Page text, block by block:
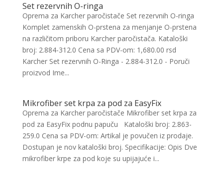
Set rezervnih O-ringa
Oprema za Karcher paročistače Set rezervnih O-ringa
Komplet zamenskih O-prstena za menjanje O-prstena
na različitom priboru Karcher paročistača. Kataloški
broj: 2.884-312.0 Cena sa PDV-om: 1,680.00 rsd
Karcher Set rezervnih O-Ringa - 2.884-312.0 - Poruči
proizvod Ime...
Mikrofiber set krpa za pod za EasyFix
Oprema za Karcher paročistače Mikrofiber set krpa za
pod za EasyFix podnu papuču Kataloški broj: 2.863-
259.0 Cena sa PDV-om: Artikal je povučen iz prodaje.
Dostupan je nov kataloški broj. Specifikacije: Opis Dve
mikrofiber krpe za pod koje su upijajuće i...